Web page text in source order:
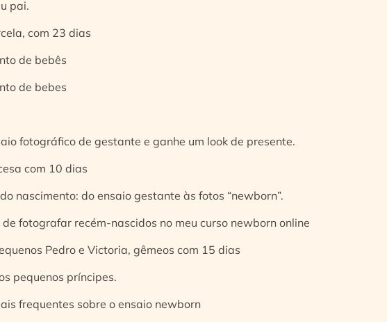
pai.
com 23 dias
de bebês
de bebes
fotográfico de gestante e ganhe um look de presente.
com 10 dias
nascimento: do ensaio gestante às fotos “newborn”.
fotografar recém-nascidos no meu curso newborn online
Pedro e Victoria, gêmeos com 15 dias
pequenos príncipes.
frequentes sobre o ensaio newborn